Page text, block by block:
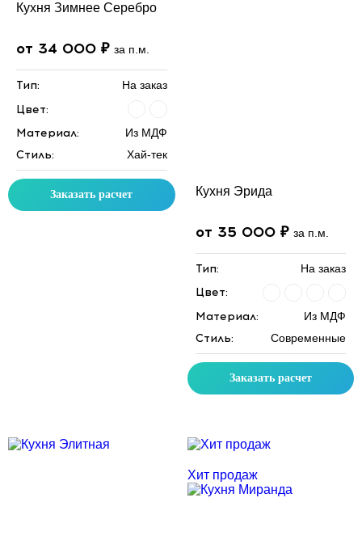
Кухня Зимнее Серебро
от 34 000 ₽ за п.м.
Тип: На заказ
Цвет:
Материал:
Из МДФ
Стиль: Хай-тек
Заказать расчет Кухня Эрида
от 35 000 ₽ за п.м.
Тип: На заказ
Цвет:
Материал:
Из МДФ
Стиль: Современные
Заказать расчет
Хит продаж